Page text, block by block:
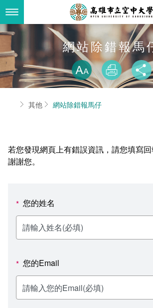
到
要
內最新消息
全部公告
教務公告
學系公告
活動研習
歷史訊息
新聞媒體專區
校園行事曆
報名系統
關於本校
空大簡介
立案證明
空大有利的學習條件
環境設備
本校位置
資訊圖像化專區
活動花絮
影音資訊
行政單位
行政單位簡介
校長室
教務處課務組
學習指導中心
輔導處
研發處
學術單位
通識教育中心
法律學系
大眾傳播學系
外國語文學系
文化藝術學系
其他好站
資訊相關法規
校務資訊
新生報名
在學資訊
校務系統
課程大綱
網路選課
校內系統
資訊服務線上報修系統
消耗品申請
問卷調查
法令規章
網站除錯報馬
放大
列印
首頁其他 網站除錯報馬仔
若您發現網頁上有錯誤資訊，請您填寫回
謝謝您。
* 您的姓名
* 您的Email